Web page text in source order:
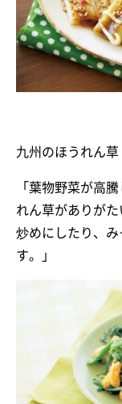
九州のほうれん草
「葉物野菜が高
れん草がありが
炒めにしたり、
す。」